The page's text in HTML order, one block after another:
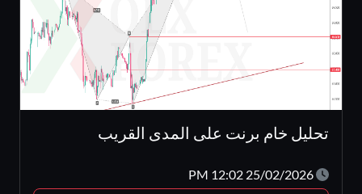
تحليل خام برنت على المدى القريب